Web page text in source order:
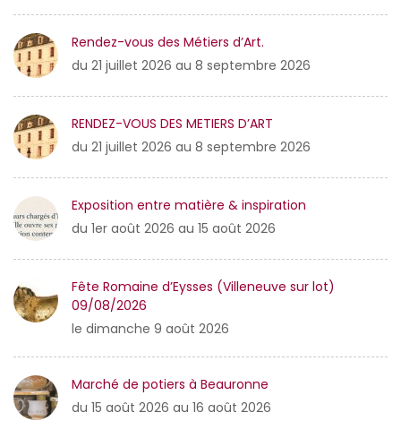
Rendez-vous des Métiers d’Art.
du 21 juillet 2026 au 8 septembre 2026
RENDEZ-VOUS DES METIERS D’ART
du 21 juillet 2026 au 8 septembre 2026
Exposition entre matière & inspiration
du 1er août 2026 au 15 août 2026
Fête Romaine d’Eysses (Villeneuve sur lot)
09/08/2026
le dimanche 9 août 2026
Marché de potiers à Beauronne
du 15 août 2026 au 16 août 2026